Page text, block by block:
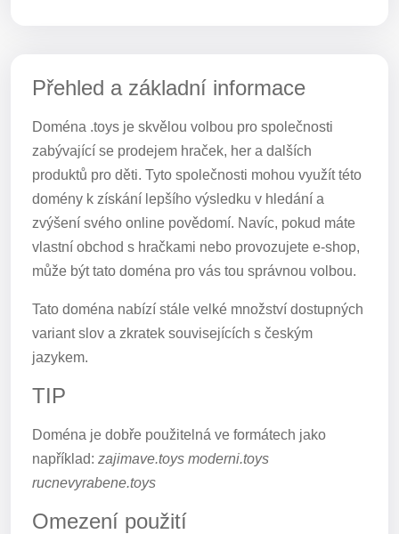
Přehled a základní informace
Doména .toys je skvělou volbou pro společnosti
zabývající se prodejem hraček, her a dalších
produktů pro děti. Tyto společnosti mohou využít této
domény k získání lepšího výsledku v hledání a
zvýšení svého online povědomí. Navíc, pokud máte
vlastní obchod s hračkami nebo provozujete e-shop,
může být tato doména pro vás tou správnou volbou.
Tato doména nabízí stále velké množství dostupných
variant slov a zkratek souvisejících s českým
jazykem.
TIP
Doména je dobře použitelná ve formátech jako
například: zajimave.toys moderni.toys
rucnevyrabene.toys
Omezení použití